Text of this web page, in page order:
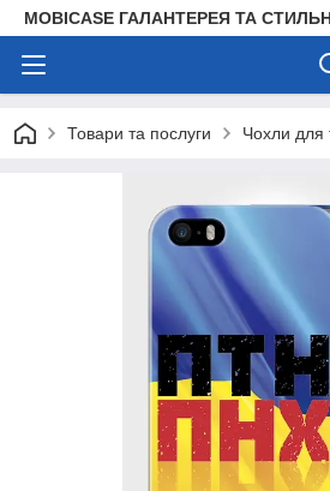
MOBICASE ГАЛАНТЕРЕЯ ТА
Товари та послуги Чохли для